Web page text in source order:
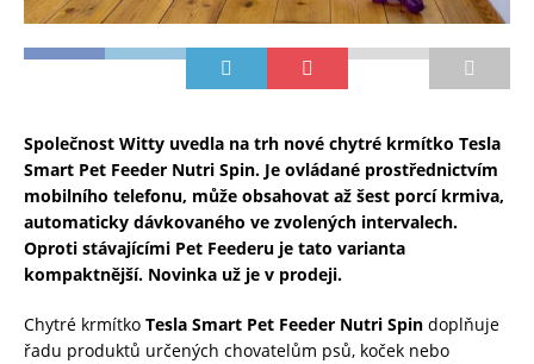
Společnost Witty uvedla na trh nové chytré krmítko Tesla
Smart Pet Feeder Nutri Spin. Je ovládané prostřednictvím
mobilního telefonu, může obsahovat až šest porcí krmiva,
automaticky dávkovaného ve zvolených intervalech.
Oproti stávajícími Pet Feederu je tato varianta
kompaktnější. Novinka už je v prodeji.
Chytré krmítko Tesla Smart Pet Feeder Nutri Spin doplňuje
řadu produktů určených chovatelům psů, koček nebo